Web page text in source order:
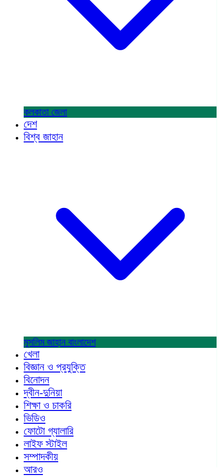
কলকাতা জেলা
দেশ
বিশ্ব জাহান
মুসলিম জাহান বাংলাদেশ
খেলা
বিজ্ঞান ও প্রযুক্তি
বিনোদন
দ্বীন-দুনিয়া
শিক্ষা ও চাকরি
ভিডিও
ফোটো গ্যালারি
লাইফ স্টাইল
সম্পাদকীয়
আরও